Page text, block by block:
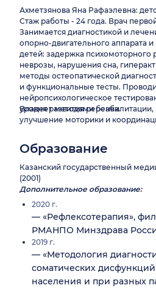
Ахметзянова Яна Рафаэлевна:
Стаж работы - 24 года. Врач
Занимается диагностикой и
опорно-двигательного аппарата
детей: задержка психомоторного
неврозы, нарушения сна,
методы остеопатической
и функциональные тесты.
нейропсихологическое
уровня развития ребенка.
Владеет методами
улучшение моторики и
Образование
Казанский государственный
(2001)
Дополнительное образование:
2020 г.
— «Рефлексотерапия»,
РМАНПО Минздрава
2019 г.
— «Методология
соматических
населения и при разных